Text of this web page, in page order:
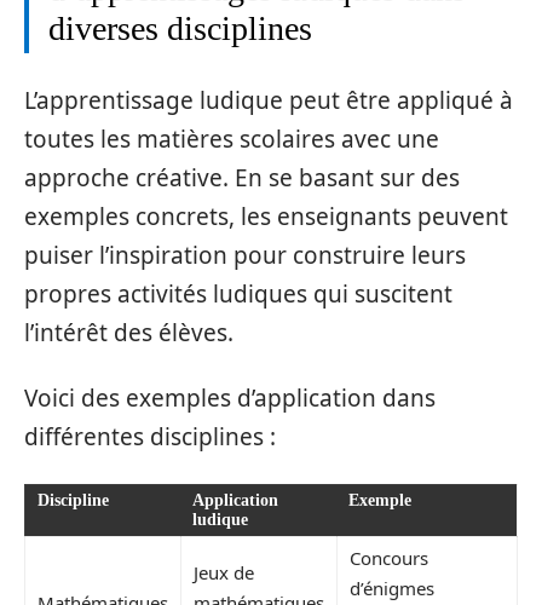
diverses disciplines
L’apprentissage ludique peut être appliqué à
toutes les matières scolaires avec une
approche créative. En se basant sur des
exemples concrets, les enseignants peuvent
puiser l’inspiration pour construire leurs
propres activités ludiques qui suscitent
l’intérêt des élèves.
Voici des exemples d’application dans
différentes disciplines :
Discipline
Application
ludique
Exemple
Jeux de
Concours
d’énigmes